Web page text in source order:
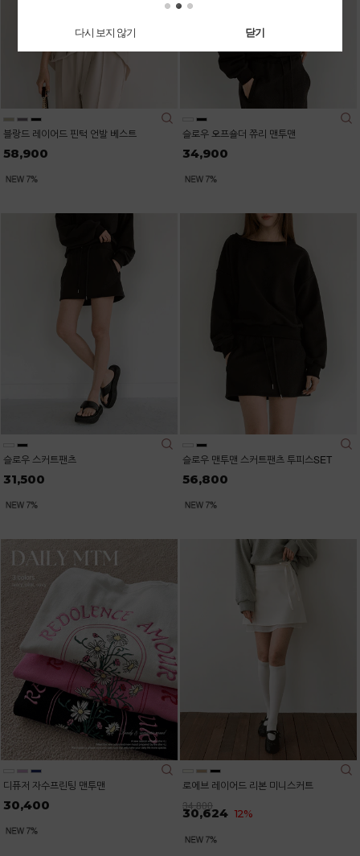
블랑드 레이어드 핀턱 언발 베스트
58,900
슬로우 오프숄더 쮸리 맨투맨
34,900
슬로우 스커트팬츠
31,500
슬로우 맨투맨 스커트팬츠 투피스SET
56,800
디퓨저 자수프린팅 맨투맨
30,400
로에브 레이어드 리본 미니스커트
34,800
30,624 12%
다시 보지 않기 닫기